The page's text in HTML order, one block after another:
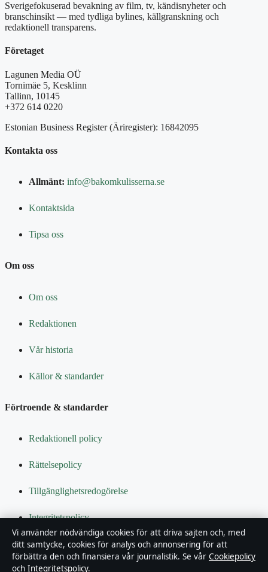
Sverigefokuserad bevakning av film, tv, kändisnyheter och
branschinsikt — med tydliga bylines, källgranskning och
redaktionell transparens.
Företaget
Lagunen Media OÜ
Tornimäe 5, Kesklinn
Tallinn, 10145
+372 614 0220
Estonian Business Register (Äriregister): 16842095
Kontakta oss
Allmänt: info@bakomkulisserna.se
Kontaktsida
Tipsa oss
Om oss
Om oss
Redaktionen
Vår historia
Källor & standarder
Förtroende & standarder
Redaktionell policy
Rättelsepolicy
Tillgänglighetsredogörelse
Integritetspolicy
Kändisar & integritet
Vi använder nödvändiga cookies för att driva sajten och, med
ditt samtycke, cookies för analys och annonsering för att
förbättra den och finansiera vår journalistik. Se vår Cookiepolicy
och Integritetspolicy.